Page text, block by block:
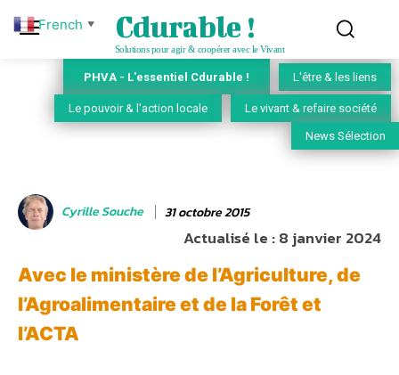
Cdurable !
Solutions pour agir & coopérer avec le Vivant
PHVA - L'essentiel Cdurable ! L'être & les liens
Le pouvoir & l'action locale Le vivant & refaire société
News Sélection
Cyrille Souche 31 octobre 2015
Actualisé le :8 janvier 2024
Avec le ministère de l’Agriculture, de
l’Agroalimentaire et de la Forêt et
l’ACTA
French ▼